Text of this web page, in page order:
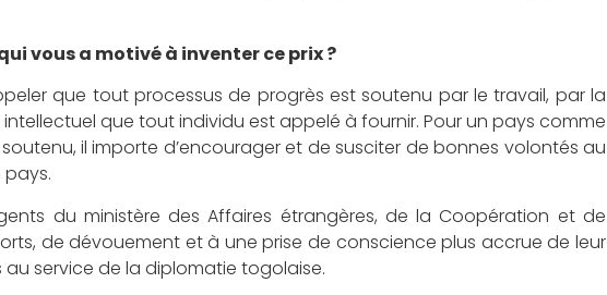
vous a motivé à inventer ce prix ?
que tout processus de progrès est soutenu par le travail, par la
que tout individu est appelé à fournir. Pour un pays comme
il importe d’encourager et de susciter de bonnes volontés au
du ministère des Affaires étrangères, de la Coopération et de
de dévouement et à une prise de conscience plus accrue de leur
service de la diplomatie togolaise.